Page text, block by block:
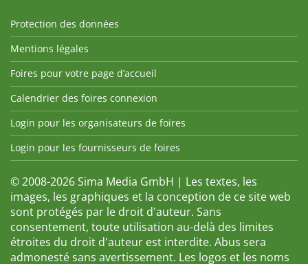
Protection des données
Mentions légales
Foires pour votre page d’accueil
Calendrier des foires connexion
Login pour les organisateurs de foires
Login pour les fournisseurs de foires
© 2008-2026 Sima Media GmbH | Les textes, les
images, les graphiques et la conception de ce site web
sont protégés par le droit d'auteur. Sans
consentement, toute utilisation au-delà des limites
étroites du droit d'auteur est interdite. Abus sera
admonesté sans avertissement. Les logos et les noms